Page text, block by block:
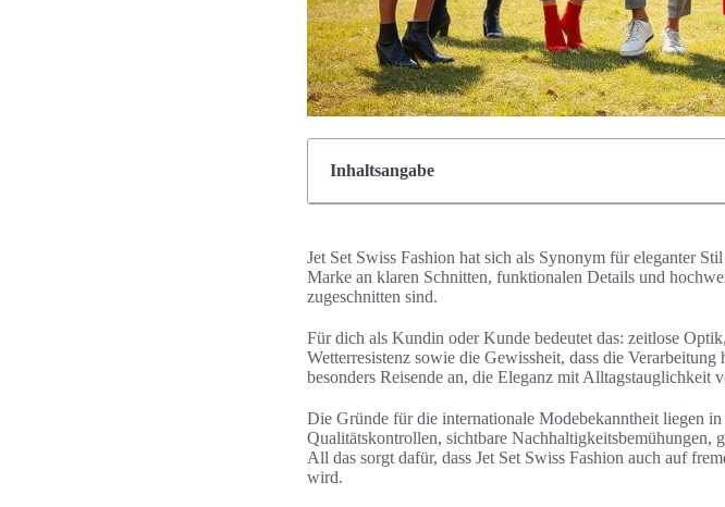
Inhaltsangabe
Jet Set Swiss Fashion hat sich als Synonym für eleganter
Marke an klaren Schnitten, funktionalen Details und
zugeschnitten sind.
Für dich als Kundin oder Kunde bedeutet das: zeitlose
Wetterresistenz sowie die Gewissheit, dass die
besonders Reisende an, die Eleganz mit Alltagstauglichkeit
Die Gründe für die internationale Modebekanntheit liegen
Qualitätskontrollen, sichtbare
All das sorgt dafür, dass Jet Set Swiss Fashion auch auf
wird.